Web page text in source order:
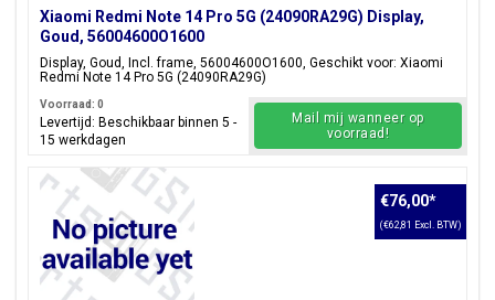
Xiaomi Redmi Note 14 Pro 5G (24090RA29G) Display,
Goud, 56004600O1600
Display, Goud, Incl. frame, 56004600O1600, Geschikt voor: Xiaomi
Redmi Note 14 Pro 5G (24090RA29G)
Voorraad: 0
Levertijd: Beschikbaar binnen 5 -
15 werkdagen
Mail mij wanneer op
voorraad!
€76,00*
(€62,81 Excl. BTW)